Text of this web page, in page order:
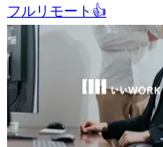
フルリモート 👍